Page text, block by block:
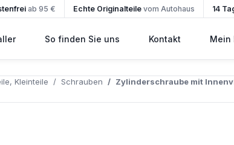
ab 95 € Echte Originalteilevom Autohaus 14
So finden Sie uns Kontakt Mein
Kleinteile Schrauben Zylinderschraube mit